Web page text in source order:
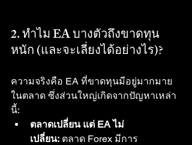
2. ทำไม EA บางตัวถึงขาดทุน
หนัก (และจะเลี่ยงได้อย่างไร)?
ความจริงคือ EA ที่ขาดทุนมีอยู่มากมาย
ในตลาด ซึ่งส่วนใหญ่เกิดจากปัญหาเหล่า
นี้:
ตลาดเปลี่ยน แต่ EA ไม่
เปลี่ยน: ตลาด Forex มีการ